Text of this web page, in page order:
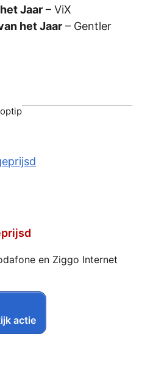
Jaar – ViX
het Jaar – Gentler
en Ziggo Internet
actie